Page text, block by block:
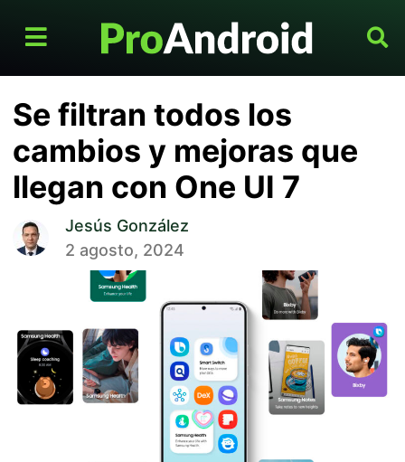
Se filtran todos los
cambios y mejoras que
llegan con One UI 7
Jesús González
2 agosto, 2024